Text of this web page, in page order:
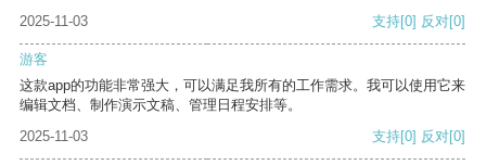
2025-11-03
支持[0] 反对[0]
游客
这款app的功能非常强大，可以满足我所有的工作需求。我可以使用它来
编辑文档、制作演示文稿、管理日程安排等。
2025-11-03
支持[0] 反对[0]